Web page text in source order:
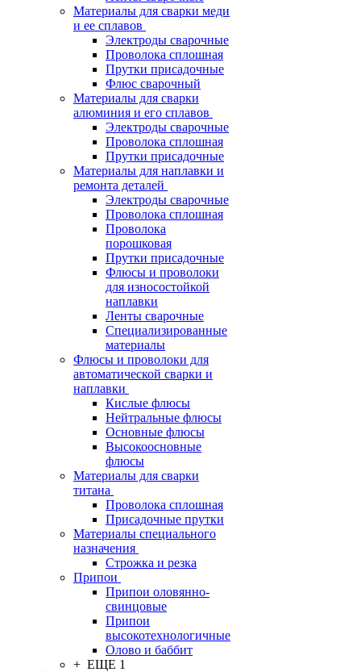
Материалы для сварки меди
и ее сплавов
Электроды сварочные
Проволока сплошная
Прутки присадочные
Флюс сварочный
Материалы для сварки
алюминия и его сплавов
Электроды сварочные
Проволока сплошная
Прутки присадочные
Материалы для наплавки и
ремонта деталей
Электроды сварочные
Проволока сплошная
Проволока
порошковая
Прутки присадочные
Флюсы и проволоки
для износостойкой
наплавки
Ленты сварочные
Специализированные
материалы
Флюсы и проволоки для
автоматической сварки и
наплавки
Кислые флюсы
Нейтральные флюсы
Основные флюсы
Высокоосновные
флюсы
Материалы для сварки
титана
Проволока сплошная
Присадочные прутки
Материалы специального
назначения
Строжка и резка
Припои
Припои оловянно-
свинцовые
Припои
высокотехнологичные
Олово и баббит
+ ЕЩЕ 1